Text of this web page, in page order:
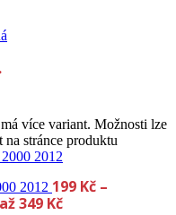
více variant. Možnosti lze
na stránce produktu
2012 199 Kč –
349 Kč